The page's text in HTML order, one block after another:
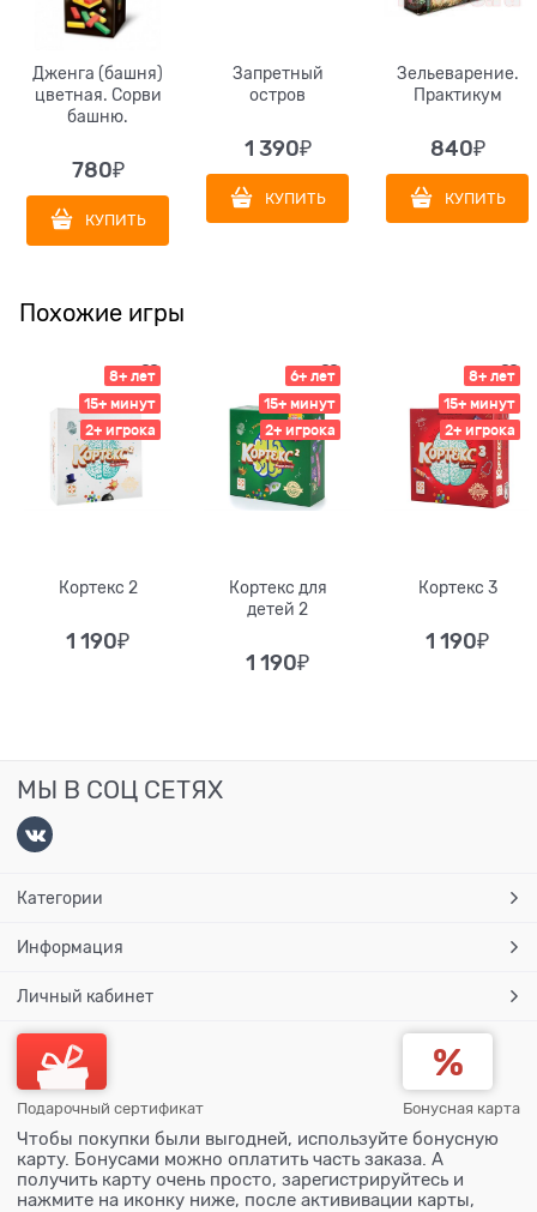
Дженга (башня)
цветная. Сорви
башню.
780₽
КУПИТЬ
Запретный
остров
1 390₽
КУПИТЬ
Зельеварение.
Практикум
840₽
КУПИТЬ
Похожие игры
8+ лет
15+ минут
2+ игрока
Кортекс 2
1 190₽
6+ лет
15+ минут
2+ игрока
Кортекс для
детей 2
1 190₽
8+ лет
15+ минут
2+ игрока
Кортекс 3
1 190₽
МЫ В СОЦ СЕТЯХ
Категории
Информация
Личный кабинет
Подарочный сертификат Бонусная карта
Чтобы покупки были выгодней, используйте бонусную
карту. Бонусами можно оплатить часть заказа. А
получить карту очень просто, зарегистрируйтесь и
нажмите на иконку ниже, после актививации карты,